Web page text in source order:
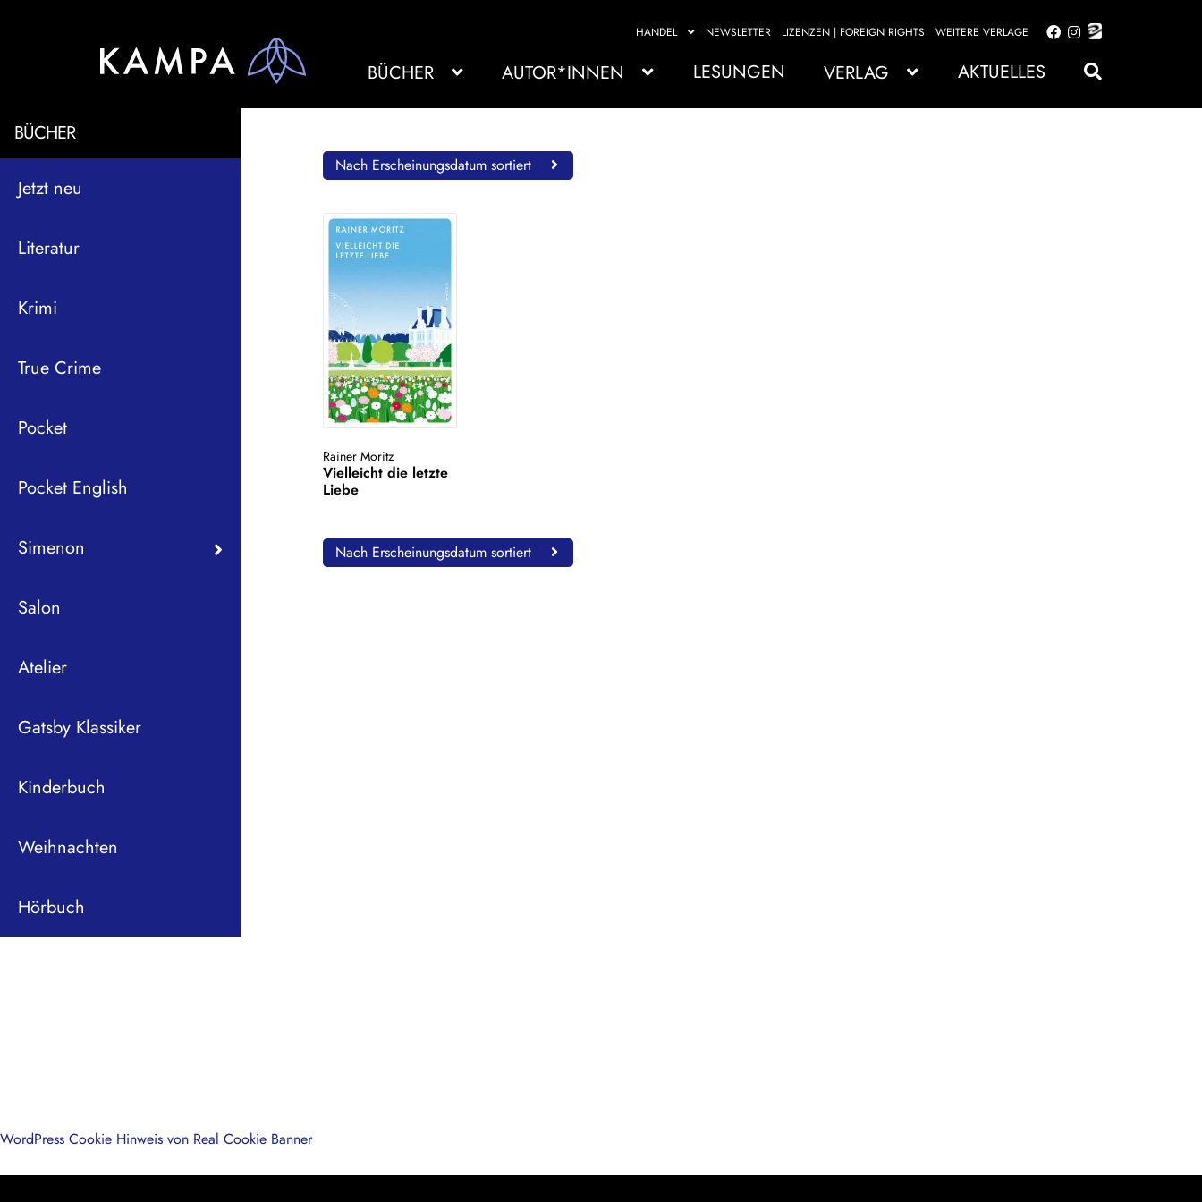
HANDEL NEWSLETTER LIZENZEN | FOREIGN RIGHTS WEITERE VERLAGE
Zur
springen
Zum
springen
BÜCHER AUTOR*INNEN LESUNGEN VERLAG AKTUELLES
BÜCHER
Jetzt neu
Literatur
Krimi
True Crime
Pocket
Pocket English
Simenon
Salon
Atelier
Gatsby Klassiker
Kinderbuch
Weihnachten
Hörbuch
Nach Erscheinungsdatum sortiert
Rainer Moritz
Vielleicht die letzte
Liebe
Nach Erscheinungsdatum sortiert
WordPress Cookie Hinweis von Real Cookie Banner